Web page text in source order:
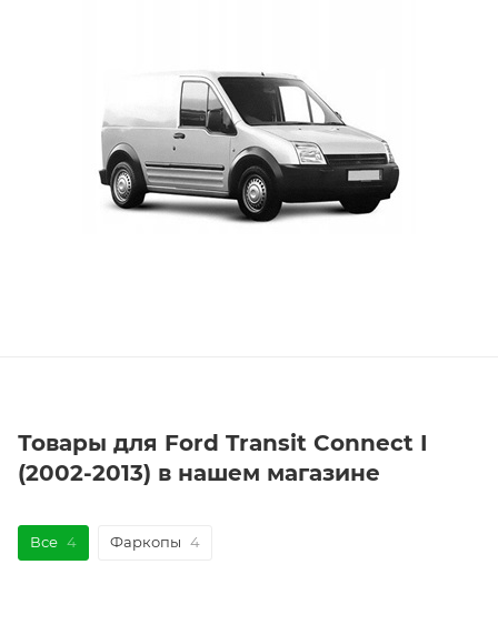
Товары для Ford Transit Connect I
(2002-2013) в нашем магазине
Все 4 Фаркопы 4